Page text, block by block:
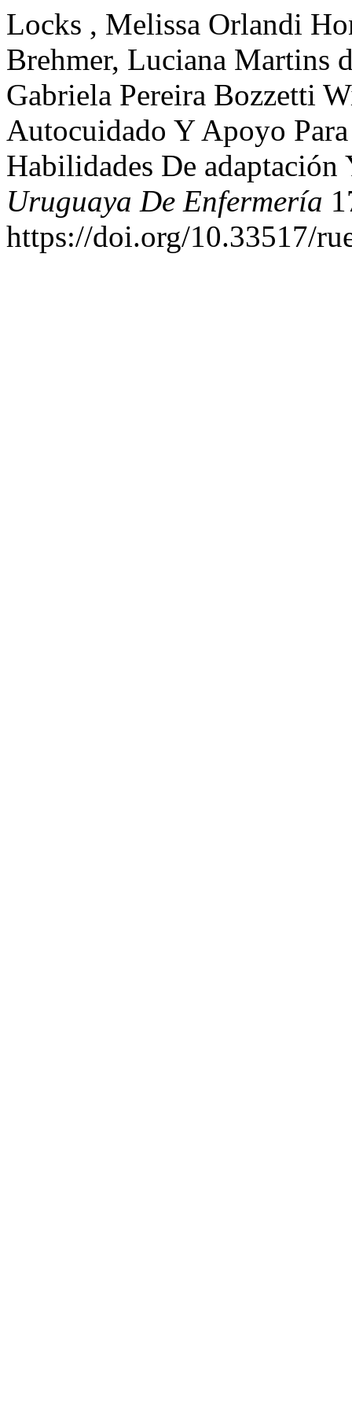
Locks , Melissa Orlandi
Brehmer, Luciana Martins
Gabriela Pereira Bozzetti
Autocuidado Y Apoyo
Habilidades De
Uruguaya De Enfermería
https://doi.org/10.33517/